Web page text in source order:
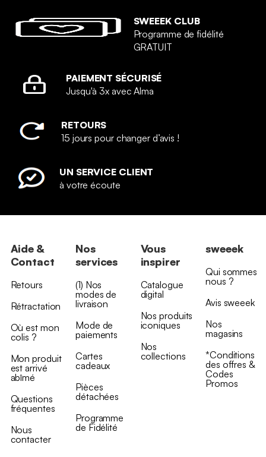
SWEEEK CLUB
Programme de fidélité
GRATUIT
PAIEMENT SÉCURISÉ
Jusqu'à 3x avec Alma
RETOURS
15 jours pour changer d’avis !
UN SERVICE CLIENT
à votre écoute
Aide &
Contact
Retours
Rétractation
Où est mon
colis ?
Mon produit
est arrivé
abîmé
Questions
fréquentes
Nous
contacter
Nos
services
(1) Nos
modes de
livraison
Mode de
paiements
Cartes
cadeaux
Pièces
détachées
Programme
de Fidélité
Vous
inspirer
Catalogue
digital
Nos produits
iconiques
Nos
collections
sweeek
Qui sommes
nous ?
Avis sweeek
Nos
magasins
*Conditions
des offres &
Codes
Promos